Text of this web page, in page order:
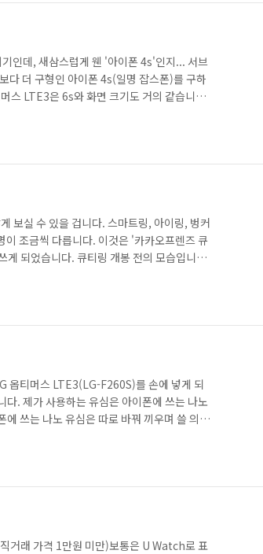
다. 버즈 프로는 지원하지 않을 수 있다는 이
인데, 새삼스럽게 웬 '아이폰 4s'인지... 서브
다 더 구형인 아이폰 4s(일명 잡스폰)를 구하
스 LTE3은 6s와 화면 크기도 거의 같습니다.
폰이 가장 많이 알려지며 전세계적으로 인기
습니다. 약정 종료 후 반년 ..
보실 수 있을 겁니다. 스마트링, 아이링, 벙커
이 조금씩 다릅니다. 이것은 '카카오프렌즈 큐
되었습니다. 큐티링 개봉 전의 모습입니다.
내서 후면에 붙은 필름을 먼저 떼어냅니다.
해진 느낌이 듭니다. 귀여움은 덤입니다. 다
옵티머스 LTE3(LG-F260S)를 손에 넣게 되
. 제가 사용하는 유심은 아이폰에 쓰는 나노
쓰는 나노 유심은 따로 바꿔 끼우며 쓸 의미
에 부탁하는 방법이 있습니다. 하지만 유심
즈를 맞추어 가위로 직접 잘랐습니다. 혹시
거래 가격 1만원 미만)보통은 U Watch로 표